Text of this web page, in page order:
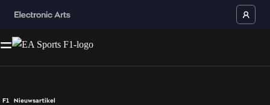
F1 Nieuwsartikel